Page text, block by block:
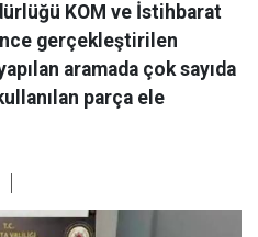
KOM ve İstihbarat
gerçekleştirilen
aramada çok sayıda
parça ele